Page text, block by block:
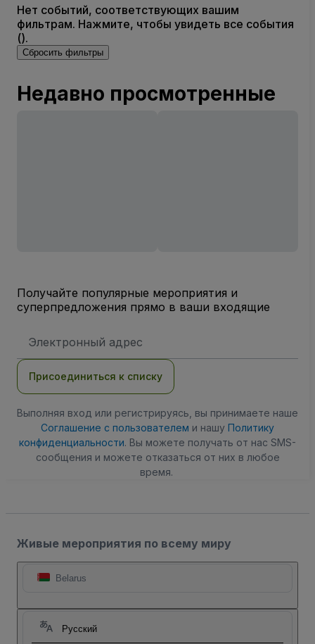
Нет событий, соответствующих вашим
фильтрам. Нажмите, чтобы увидеть все события
().
Сбросить фильтры
Недавно просмотренные
Получайте популярные мероприятия и
суперпредложения прямо в ваши входящие
электронной
Присоединиться к списку
Выполняя вход или регистрируясь, вы принимаете наше
Соглашение с пользователем и нашу Политику
конфиденциальности. Вы можете получать от нас SMS-
сообщения и можете отказаться от них в любое
время.
Живые мероприятия по всему миру
Belarus
Русский